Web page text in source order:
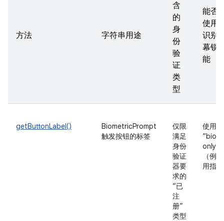
方法 字符串用途
含
的
身
份
验
证
类
型
能否
使用
识别
幕锁
能
getButtonLabel()
BiometricPrompt
触发按钮的标签
仅限
满足
身份
验证
器要
求的
“已
注
册”
类型
使用
only”
（例
用指